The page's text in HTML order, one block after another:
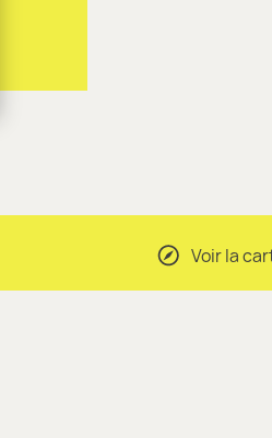
Voir la